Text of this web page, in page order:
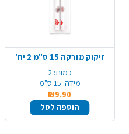
זיקוק מזרקה 15 ס"מ 2 יח'
כמות: 2
מידה: 15 ס"מ
₪9.90
הוספה לסל